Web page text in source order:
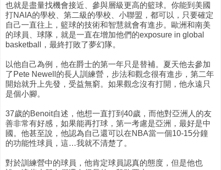
也就是盡量找機會接近、參與層級更高的籃球。你能到美國
打NAIA的學校、第二級的學校、小聯盟，都可以，只要確定
自己一直往上，籃球的技術和智慧就會有進步。歐洲和南美
的球員、球隊，就是一直在增加他們的exposure in global
basketball，最終打敗了夢幻隊。
以他自己為例，他在爵士的第一年只是替補。夏天他去參加
了Pete Newell的長人訓練營，步法和觀念很有進步，第二年
開始就升上先發，受益無窮。如果觀念沒有打開，他永遠只
是個小腳。
37歲的Benoit自述，他想一直打到40歲，而他對亞洲人的友
善非常有好感，如果能再打球，第一考慮是亞洲，最好是中
國。他甚至說，他認為自己還可以在NBA當一個10-15分鐘
的功能性球員，這…我就不清楚了。
對於訓練營中的球員，他肯定球員認真的態度，但是他也